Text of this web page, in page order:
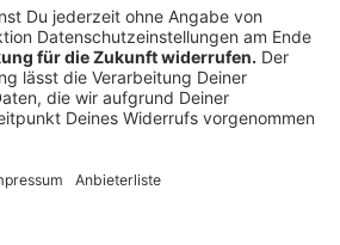
Rheinland-Pfalz dachte sich, es
einem Stammtischtreffen
einiges über ihren
vom Stapel zu lassen. Zum
"keinen Pflegedienst mehr